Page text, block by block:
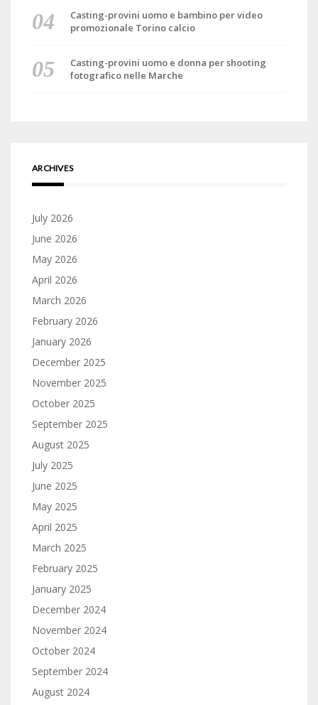
Casting-provini uomo e bambino per video
promozionale Torino calcio
Casting-provini uomo e donna per shooting
fotografico nelle Marche
ARCHIVES
July 2026
June 2026
May 2026
April 2026
March 2026
February 2026
January 2026
December 2025
November 2025
October 2025
September 2025
August 2025
July 2025
June 2025
May 2025
April 2025
March 2025
February 2025
January 2025
December 2024
November 2024
October 2024
September 2024
August 2024